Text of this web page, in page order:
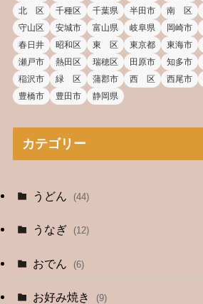
北 区
千種区 千葉県 半田市 南 区
守山区
安城市 富山県 岐阜県 岡崎市
春日井
昭和区 東 区 東京都 東海市
瀬戸市
熱田区 瑞穂区 田原市 知多市
稲沢市
緑 区 蒲郡市 西 区 西尾市
豊橋市
豊田市 静岡県
カテゴリー
うどん (44)
うなぎ (12)
おでん (6)
お好み焼き (9)